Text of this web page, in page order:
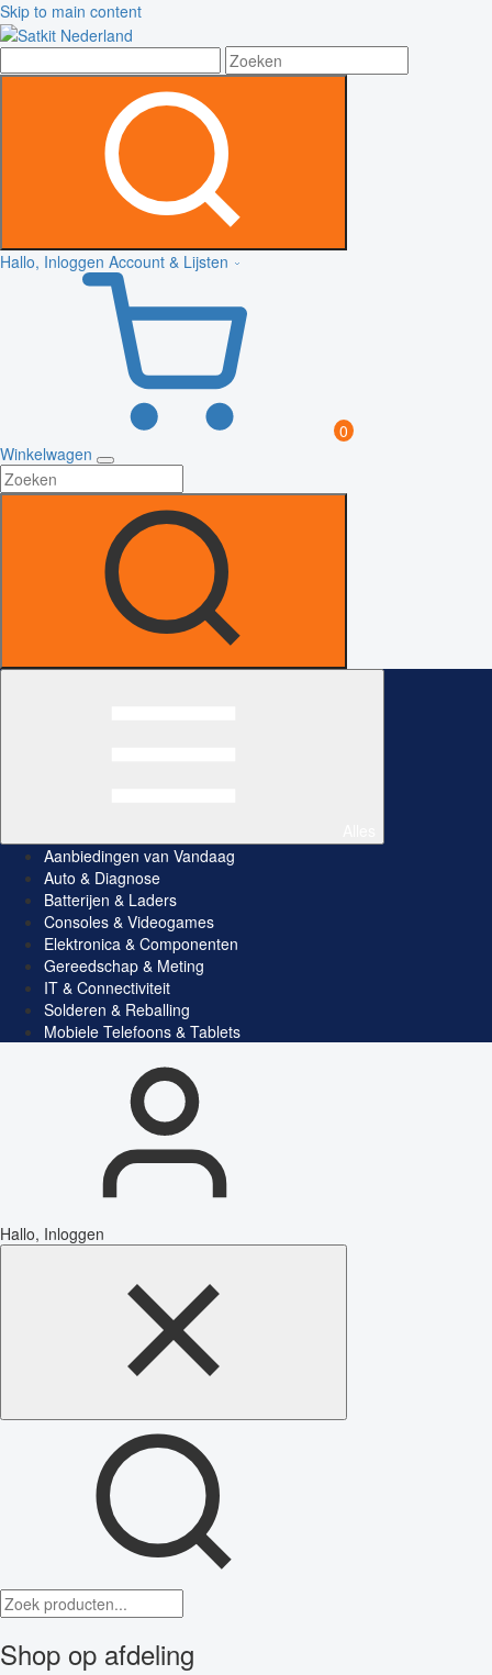
Skip to main content
Hallo, Inloggen Account & Lijsten
0
Winkelwagen
Aanbiedingen van Vandaag
Auto & Diagnose
Batterijen & Laders
Consoles & Videogames
Elektronica & Componenten
Gereedschap & Meting
IT & Connectiviteit
Solderen & Reballing
Mobiele Telefoons & Tablets
Hallo, Inloggen
Shop op afdeling